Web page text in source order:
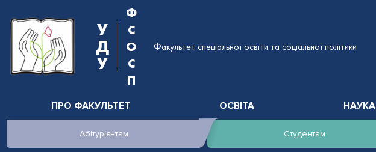
У
Д
У
Ф
С
О
С
П
Факультет спеціальної освіти та соціальної політики
ПРО ФАКУЛЬТЕТ ОСВІТА НАУКА
Абітурієнтам Студентам